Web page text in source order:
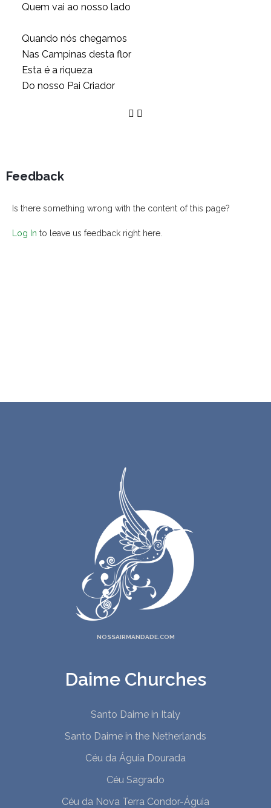
Quem vai ao nosso lado
Quando nós chegamos
Nas Campinas desta flor
Esta é a riqueza
Do nosso Pai Criador
Feedback
Is there something wrong with the content of this page?
Log In to leave us feedback right here.
NOSSAIRMANDADE.COM
Daime Churches
Santo Daime in Italy
Santo Daime in the Netherlands
Céu da Águia Dourada
Céu Sagrado
Céu da Nova Terra Condor-Águia